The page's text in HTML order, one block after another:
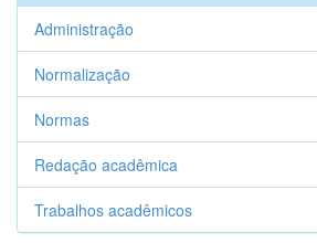
Administração
Normalização
Normas
Redação acadêmica
Trabalhos acadêmicos